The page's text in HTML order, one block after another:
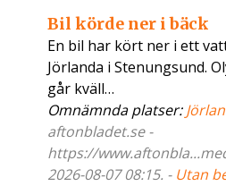
Bil körde ner i bäck
En bil har kört ner i ett
Jörlanda i Stenungsund.
går kväll…
Omnämnda platser:
aftonbladet.se -
https://
2026-08-07 08:15. - Utan